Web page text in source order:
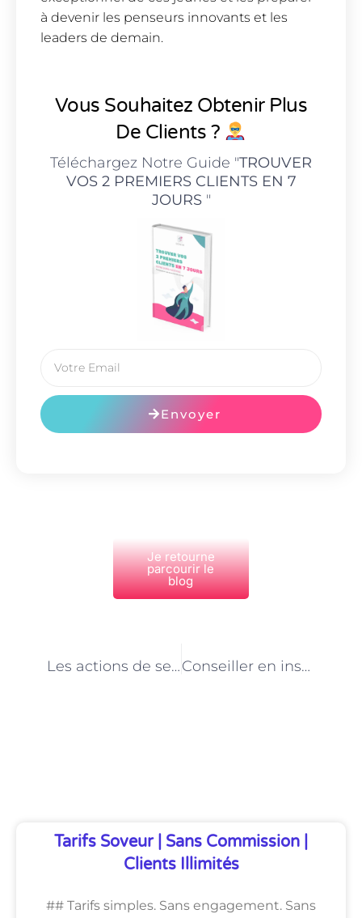
à devenir les penseurs innovants et les
leaders de demain.
Vous Souhaitez Obtenir Plus
De Clients ?
Téléchargez Notre Guide "TROUVER
VOS 2 PREMIERS CLIENTS EN 7
JOURS"
Envoyer
Je retourne
parcourir le
blog
Les actions de sensibilisation à l’entrepreneuriat imposées par les conseillers en insertion professionnelle à Paris Conseiller en insertion professionnelle à Paris : un métier au cœur de l’inclusion sociale
Tarifs Soveur | Sans Commission |
Clients Illimités
## Tarifs simples. Sans engagement. Sans